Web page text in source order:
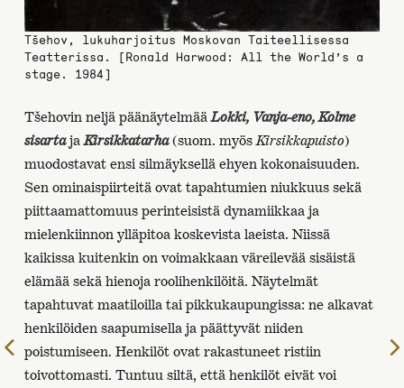
Tšehov, lukuharjoitus Moskovan Taiteellisessa
Teatterissa. [Ronald Harwood: All the World’s a
stage. 1984]
Tšehovin neljä päänäytelmääLokki, Vanja-eno, Kolme
sisartajaKirsikkatarha(suom. myös Kirsikkapuisto)
muodostavat ensi silmäyksellä ehyen kokonaisuuden.
Sen ominaispiirteitä ovat tapahtumien niukkuus sekä
piittaamattomuus perinteisistä dynamiikkaa ja
mielenkiinnon ylläpitoa koskevista laeista. Niissä
kaikissa kuitenkin on voimakkaan väreilevää sisäistä
elämää sekä hienoja roolihenkilöitä. Näytelmät
tapahtuvat maatiloilla tai pikkukaupungissa: ne alkavat
henkilöiden saapumisella ja päättyvät niiden
poistumiseen. Henkilöt ovat rakastuneet ristiin
toivottomasti. Tuntuu siltä, että henkilöt eivät voi
Edelliselle
sivulle